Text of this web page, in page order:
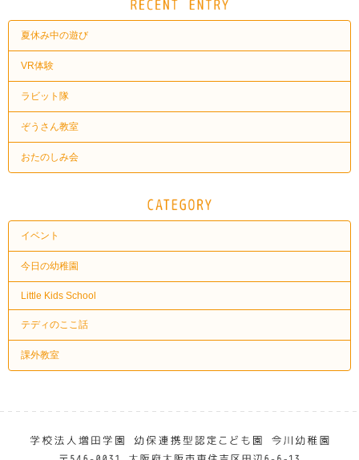
夏休み中の遊び
VR体験
ラビット隊
ぞうさん教室
おたのしみ会
イベント
今日の幼稚園
Little Kids School
テディのここ話
課外教室